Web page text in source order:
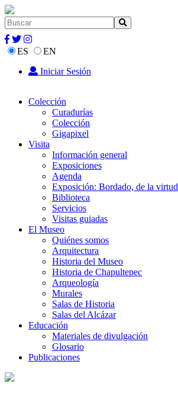
ES
EN
Iniciar Sesión
Colección
Curadurías
Colección
Gigapixel
Visita
Información general
Exposiciones
Agenda
Exposición: Bordado, de la virtud
Biblioteca
Servicios
Visitas guiadas
El Museo
Quiénes somos
Arquitectura
Historia del Museo
Historia de Chapultepec
Arqueología
Murales
Salas de Historia
Salas del Alcázar
Educación
Materiales de divulgación
Glosario
Publicaciones